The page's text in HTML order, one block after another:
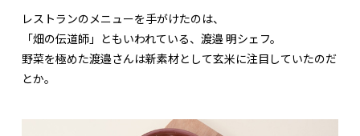
レストランのメニューを手がけたのは、
「畑の伝道師」ともいわれている、渡邉 明シェフ。
野菜を極めた渡邉さんは新素材として玄米に注目していたのだ
とか。